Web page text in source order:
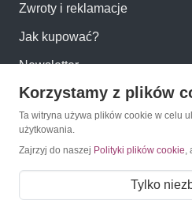
Zwroty i reklamacje
Jak kupować?
Newsletter
Konto
Moje konto
Korzystamy z plików
Ta witryna używa plików cookie w celu
użytkowania.
Zajrzyj do naszej Polityki plików cookie,
Tylko